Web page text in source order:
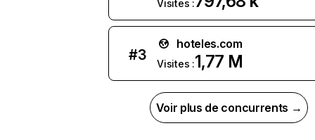
Visites :
#3
hoteles.com
Visites :1,77 M
Voir plus de concurrents →